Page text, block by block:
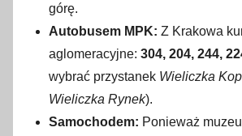
górę.
Autobusem MPK: Z Krakowa
aglomeracyjne: 304, 204, 244,
wybrać przystanek Wieliczka
Wieliczka Rynek).
Samochodem: Ponieważ